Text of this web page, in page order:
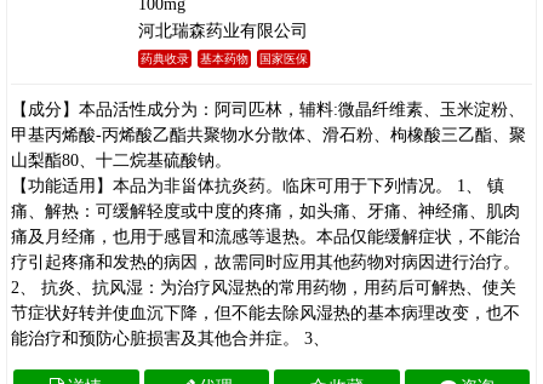
100mg
河北瑞森药业有限公司
药典收录 基本药物 国家医保
【成分】本品活性成分为：阿司匹林，辅料:微晶纤维素、玉米淀粉、
甲基丙烯酸-丙烯酸乙酯共聚物水分散体、滑石粉、枸橡酸三乙酯、聚
山梨酯80、十二烷基硫酸钠。
【功能适用】本品为非甾体抗炎药。临床可用于下列情况。 1、 镇
痛、解热：可缓解轻度或中度的疼痛，如头痛、牙痛、神经痛、肌肉
痛及月经痛，也用于感冒和流感等退热。本品仅能缓解症状，不能治
疗引起疼痛和发热的病因，故需同时应用其他药物对病因进行治疗。
2、 抗炎、抗风湿：为治疗风湿热的常用药物，用药后可解热、使关
节症状好转并使血沉下降，但不能去除风湿热的基本病理改变，也不
能治疗和预防心脏损害及其他合并症。 3、